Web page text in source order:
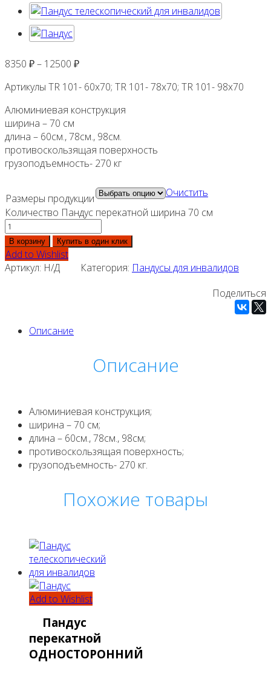
8350 ₽– 12500 ₽
Артикулы TR 101- 60х70; TR 101- 78х70; TR 101- 98х70
Алюминиевая конструкция
ширина – 70 см
длина – 60см., 78см., 98см.
противоскользящая поверхность
грузоподъемность- 270 кг
Размеры продукции
Очистить
Количество Пандус перекатной ширина 70 см
В корзину Купить в один клик
Add to Wishlist
Артикул: Н/Д Категория: Пандусы для инвалидов
Поделиться
Описание
Описание
Алюминиевая конструкция;
ширина – 70 см;
длина – 60см., 78см., 98см;
противоскользящая поверхность;
грузоподъемность- 270 кг.
Похожие товары
Add to Wishlist
Пандус
перекатной
ОДНОСТОРОННИЙ